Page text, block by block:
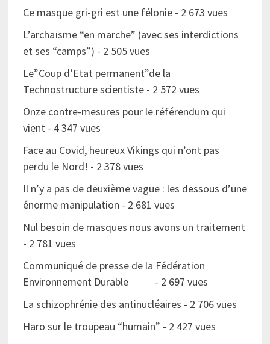
Ce masque gri-gri est une félonie- 2 673 vues
L’archaïsme “en marche” (avec ses interdictions
et ses “camps”) - 2 505 vues
Le”Coup d’Etat permanent”de la
Technostructure scientiste- 2 572 vues
Onze contre-mesures pour le référendum qui
vient- 4 347 vues
Face au Covid, heureux Vikings qui n’ont pas
perdu le Nord! - 2 378 vues
Il n’y a pas de deuxième vague : les dessous d’une
énorme manipulation - 2 681 vues
Nul besoin de masques nous avons un traitement
- 2 781 vues
Communiqué de presse de la Fédération
Environnement Durable
- 2 697 vues
La schizophrénie des antinucléaires - 2 706 vues
Haro sur le troupeau “humain” - 2 427 vues